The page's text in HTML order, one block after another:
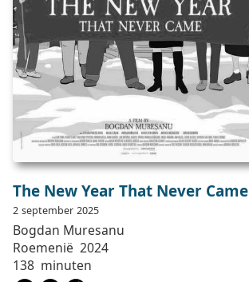
The New Year That Never Came
2 september 2025
Bogdan Muresanu
Roemenië 2024
138 minuten